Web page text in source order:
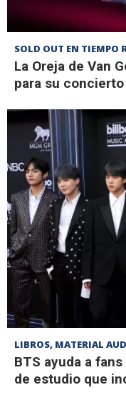
SOLD OUT EN TIEMPO
La Oreja de Van
para su
LIBROS, MATERIAL
BTS ayuda a
de estudio que